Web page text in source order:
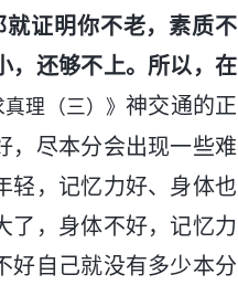
证明你不老，素质不
，还够不上。所以，在
理（三）》 神交通的正
，尽本分会出现一些难
轻，记忆力好、身体也
了，身体不好，记忆力
好自己就没有多少本分